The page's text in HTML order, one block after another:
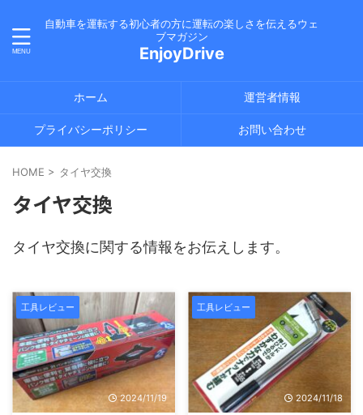
自動車を運転する初心者の方に運転の楽しさを伝えるウェ
ブマガジン
EnjoyDrive
ホーム 運営者情報
プライバシーポリシー お問い合わせ
HOME > タイヤ交換
タイヤ交換
タイヤ交換に関する情報をお伝えします。
工具レビュー
2024/11/19
工具レビュー
2024/11/18